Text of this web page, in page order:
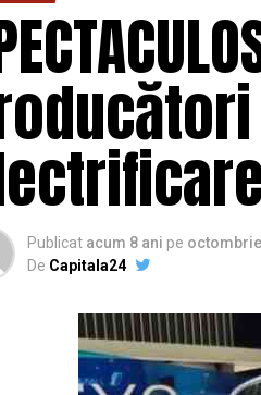
Publicat acum 8 ani pe
De Capitala24